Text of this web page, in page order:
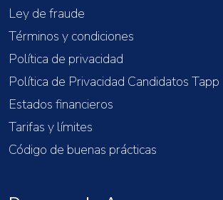
Ley de fraude
Términos y condiciones
Política de privacidad
Política de Privacidad Candidatos Tapp
Estados financieros
Tarifas y límites
Código de buenas prácticas